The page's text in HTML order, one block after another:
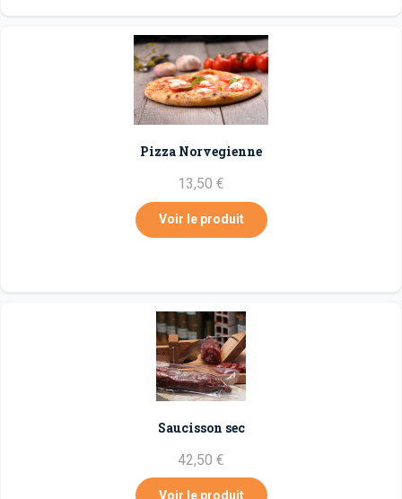
Pizza Norvegienne
13,50 €
Voir le produit
Saucisson sec
42,50 €
Voir le produit